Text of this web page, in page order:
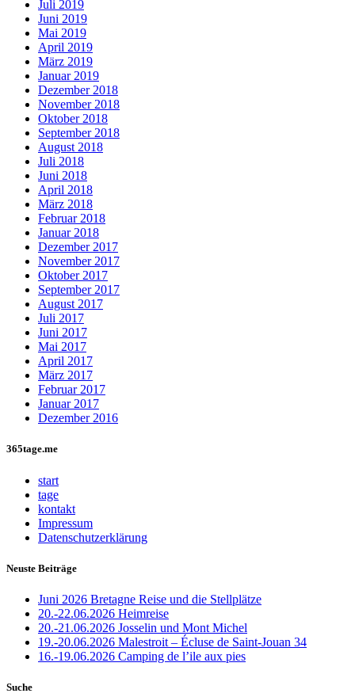
Juli 2019
Juni 2019
Mai 2019
April 2019
März 2019
Januar 2019
Dezember 2018
November 2018
Oktober 2018
September 2018
August 2018
Juli 2018
Juni 2018
April 2018
März 2018
Februar 2018
Januar 2018
Dezember 2017
November 2017
Oktober 2017
September 2017
August 2017
Juli 2017
Juni 2017
Mai 2017
April 2017
März 2017
Februar 2017
Januar 2017
Dezember 2016
365tage.me
start
tage
kontakt
Impressum
Datenschutzerklärung
Neuste Beiträge
Juni 2026 Bretagne Reise und die Stellplätze
20.-22.06.2026 Heimreise
20.-21.06.2026 Josselin und Mont Michel
19.-20.06.2026 Malestroit – Écluse de Saint-Jouan 34
16.-19.06.2026 Camping de l’ile aux pies
Suche